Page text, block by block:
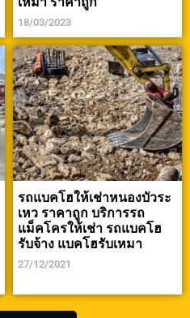
18/03/2023
รถแบคโฮให้เช่าหนองบัวระ
เหว ราคาถูก บริการรถ
แม็คโครให้เช่า รถแบคโฮ
รับจ้าง แบคโฮรับเหมา
27/12/2021